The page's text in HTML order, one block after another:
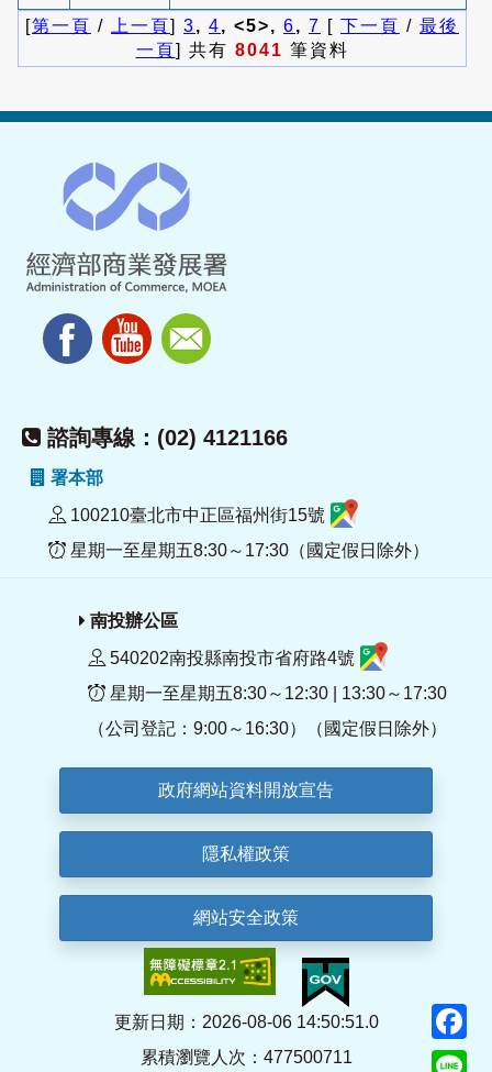
[第一頁 / 上一頁] 3, 4, <5>, 6, 7 [ 下一頁 / 最後
一頁] 共有 8041 筆資料
諮詢專線：(02) 4121166
署本部
100210臺北市中正區福州街15號
星期一至星期五8:30～17:30（國定假日除外）
南投辦公區
540202南投縣南投市省府路4號
星期一至星期五8:30～12:30 | 13:30～17:30
（公司登記：9:00～16:30）（國定假日除外）
政府網站資料開放宣告
隱私權政策
網站安全政策
更新日期：2026-08-06 14:50:51.0
累積瀏覽人次：477500711